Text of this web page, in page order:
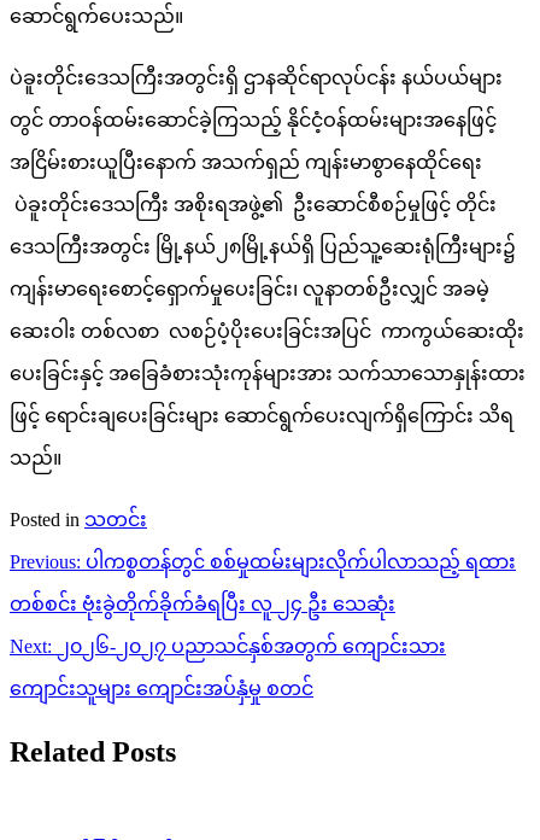
ဆောင်ရွက်ပေးသည်။
ပဲခူးတိုင်းဒေသကြီးအတွင်းရှိ ဌာနဆိုင်ရာလုပ်ငန်း နယ်ပယ်များ
တွင် တာဝန်ထမ်းဆောင်ခဲ့ကြသည့် နိုင်ငံ့ဝန်ထမ်းများအနေဖြင့်
အငြိမ်းစားယူပြီးနောက် အသက်ရှည် ကျန်းမာစွာနေထိုင်ရေး
ပဲခူးတိုင်းဒေသကြီး အစိုးရအဖွဲ့၏ ဦးဆောင်စီစဉ်မှုဖြင့် တိုင်း
ဒေသကြီးအတွင်း မြို့နယ်၂၈မြို့နယ်ရှိ ပြည်သူ့ဆေးရုံကြီးများ၌
ကျန်းမာရေးစောင့်ရှောက်မှုပေးခြင်း၊ လူနာတစ်ဦးလျှင် အခမဲ့
ဆေးဝါး တစ်လစာ လစဉ်ပံ့ပိုးပေးခြင်းအပြင် ကာကွယ်ဆေးထိုး
ပေးခြင်းနှင့် အခြေခံစားသုံးကုန်များအား သက်သာသောနှုန်းထား
ဖြင့် ရောင်းချပေးခြင်းများ ဆောင်ရွက်ပေးလျက်ရှိကြောင်း သိရ
သည်။
Posted in သတင်း
Post
navigation
Previous: ပါကစ္စတန်တွင် စစ်မှုထမ်းများလိုက်ပါလာသည့် ရထား
တစ်စင်း ဗုံးခွဲတိုက်ခိုက်ခံရပြီး လူ ၂၄ ဦး သေဆုံး
Next: ၂၀၂၆-၂၀၂၇ ပညာသင်နှစ်အတွက် ကျောင်းသား
ကျောင်းသူများ ကျောင်းအပ်နှံမှု စတင်
Related Posts